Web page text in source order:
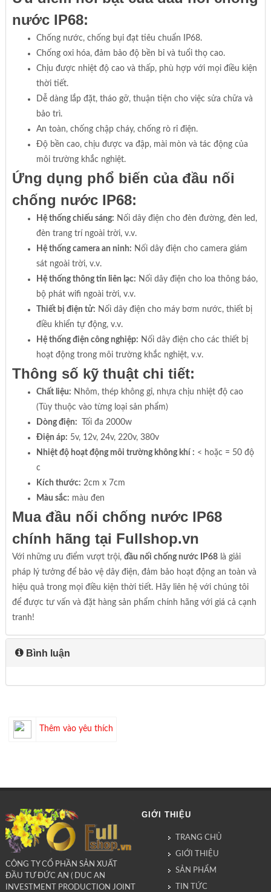
nước IP68:
Chống nước, chống bụi đạt tiêu chuẩn IP68.
Chống oxi hóa, đảm bảo độ bền bỉ và tuổi thọ cao.
Chịu được nhiệt độ cao và thấp, phù hợp với mọi điều kiện
thời tiết.
Dễ dàng lắp đặt, tháo gỡ, thuận tiện cho việc sửa chữa và
bảo trì.
An toàn, chống chập cháy, chống rò rỉ điện.
Độ bền cao, chịu được va đập, mài mòn và tác động của
môi trường khắc nghiệt.
Ứng dụng phổ biến của đầu nối
chống nước IP68:
Hệ thống chiếu sáng: Nối dây điện cho đèn đường, đèn led,
đèn trang trí ngoài trời, v.v.
Hệ thống camera an ninh: Nối dây điện cho camera giám
sát ngoài trời, v.v.
Hệ thống thông tin liên lạc: Nối dây điện cho loa thông báo,
bộ phát wifi ngoài trời, v.v.
Thiết bị điện tử: Nối dây điện cho máy bơm nước, thiết bị
điều khiển tự động, v.v.
Hệ thống điện công nghiệp: Nối dây điện cho các thiết bị
hoạt động trong môi trường khắc nghiệt, v.v.
Thông số kỹ thuật chi tiết:
Chất liệu: Nhôm, thép không gỉ, nhựa chịu nhiệt độ cao
(Tùy thuộc vào từng loại sản phẩm)
Dòng điện:
Tối đa 2000w
Điện áp: 5v, 12v, 24v, 220v, 380v
Nhiệt độ hoạt động môi trường không khí : < hoặc = 50 độ
c
Kích thước: 2cm x 7cm
Màu sắc: màu đen
Mua đầu nối chống nước IP68
chính hãng tại Fullshop.vn
Với những ưu điểm vượt trội, đầu nối chống nước IP68là giải
pháp lý tưởng để bảo vệ dây điện, đảm bảo hoạt động an toàn và
hiệu quả trong mọi điều kiện thời tiết. Hãy liên hệ với chúng tôi
để được tư vấn và đặt hàng sản phẩm chính hãng với giá cả cạnh
tranh!
Bình luận
Thêm vào yêu thích
CÔNG TY CỔ PHẦN SẢN XUẤT
ĐẦU TƯ ĐỨC AN ( DUC AN
INVESTMENT PRODUCTION JOINT
GIỚI THIỆU
TRANG CHỦ
GIỚI THIỆU
SẢN PHẨM
TIN TỨC